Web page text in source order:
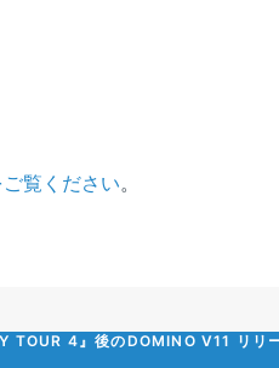
覧ください。
TOUR 4』後のDOMINO V11 リリ